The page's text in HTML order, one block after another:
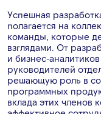
Успешная
полагается на
команды, которые
взглядами. От
и бизнес-
руководителей
решающую роль в
программных
вклада этих членов